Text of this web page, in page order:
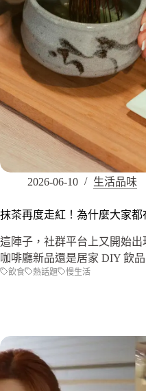
2026-06-10 生活品味
抹茶再度走紅！為什麼大家都
這陣子，社群平台上又開始
咖啡廳新品還是居家 DIY 飲
飲食 熱話題 慢生活